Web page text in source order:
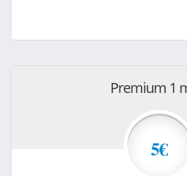
Premium 1
5€